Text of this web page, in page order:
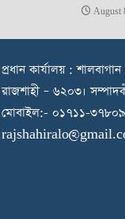
August
প্রধান কার্যালয় :
রাজশাহী – ৬২০৩।
মোবাইল:- ০১৭১১-